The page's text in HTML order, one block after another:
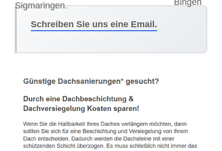
Sigmaringen.
Schreiben Sie uns eine Email.